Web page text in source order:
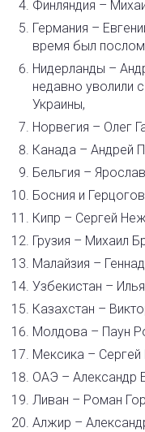
Финляндия –
Германия –
время был
Нидерланды –
недавно уволили
Украины,
Норвегия – Олег
Канада – Андрей
Бельгия –
Босния и
Кипр – Сергей
Грузия – Михаил
Малайзия –
Узбекистан –
Казахстан –
Молдова – Паун
Мексика – Сергей
ОАЭ – Александр
Ливан – Роман
Алжир –